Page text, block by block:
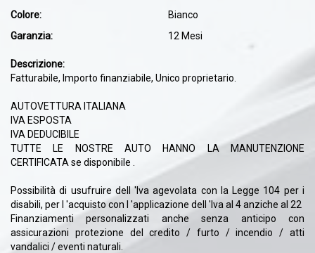
Colore:
Bianco
Garanzia:
12 Mesi
Descrizione:
Fatturabile, Importo finanziabile, Unico proprietario.
AUTOVETTURA ITALIANA
IVA ESPOSTA
IVA DEDUCIBILE
TUTTE LE NOSTRE AUTO HANNO LA MANUTENZIONE
CERTIFICATA se disponibile .
Possibilità di usufruire dell 'Iva agevolata con la Legge 104 per i
disabili, per l 'acquisto con l 'applicazione dell 'Iva al 4 anziche al 22
Finanziamenti personalizzati anche senza anticipo con
assicurazioni protezione del credito / furto / incendio / atti
vandalici / eventi naturali.